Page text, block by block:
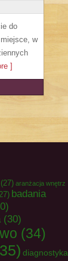
do
w
]
(27) aranżacja wnętrz
badania
(30)
(34)
diagnostyka